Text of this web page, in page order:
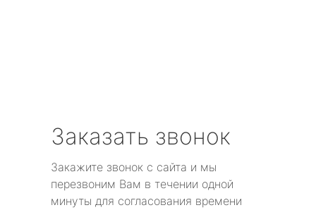
Заказать звонок
Закажите звонок с сайта и мы
перезвоним Вам в течении одной
минуты для согласования времени